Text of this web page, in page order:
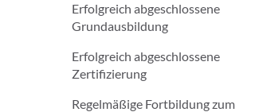
Erfolgreich abgeschlossene
Grundausbildung
Erfolgreich abgeschlossene
Zertifizierung
Regelmäßige Fortbildung zum